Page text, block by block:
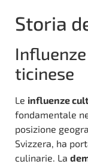
Storia
ticinese
Le influenze
fondamentale
posizione
Svizzera, ha
culinarie. La